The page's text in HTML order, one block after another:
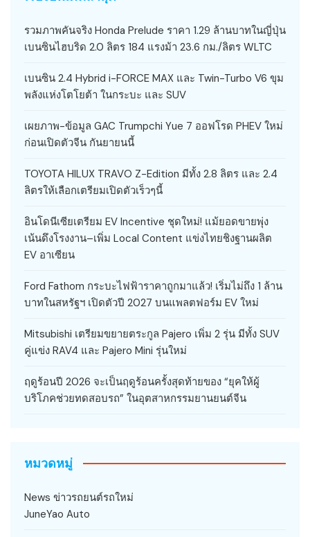
รวมภาพคันจริง Honda Prelude ราคา 1.29 ล้านบาทในญี่ปุ่น
เบนซินไฮบริด 2.0 ลิตร 184 แรงม้า 23.6 กม./ลิตร WLTC
เบนซิน 2.4 Hybrid i-FORCE MAX และ Twin-Turbo V6 ขุม
พลังแห่งโตโยต้า ในกระบะ และ SUV
เผยภาพ-ข้อมูล GAC Trumpchi Yue 7 ออฟโรด PHEV ใหม่
ก่อนเปิดตัวจีน กันยายนนี้
TOYOTA HILUX TRAVO Z-Edition มีทั้ง 2.8 ลิตร และ 2.4
ลิตรให้เลือกเตรียมเปิดตัวเร็วๆนี้
อินโดนีเซียเตรียม EV Incentive ชุดใหม่! แม้ยอดขายพุ่ง
เน้นดึงโรงงาน–เพิ่ม Local Content แข่งไทยชิงฐานผลิต
EV อาเซียน
Ford Fathom กระบะไฟฟ้าราคาถูกมาแล้ว! เริ่มไม่ถึง 1 ล้าน
บาทในสหรัฐฯ เปิดตัวปี 2027 บนแพลตฟอร์ม EV ใหม่
Mitsubishi เตรียมขยายตระกูล Pajero เพิ่ม 2 รุ่น มีทั้ง SUV
คู่แข่ง RAV4 และ Pajero Mini รุ่นใหม่
ฤดูร้อนปี 2026 จะเป็นฤดูร้อนครั้งสุดท้ายของ “ยุคให้ผู้
บริโภคช่วยทดสอบรถ” ในอุตสาหกรรมยานยนต์จีน
หมวดหมู่
News ข่าวรถยนต์รถใหม่
JuneYao Auto